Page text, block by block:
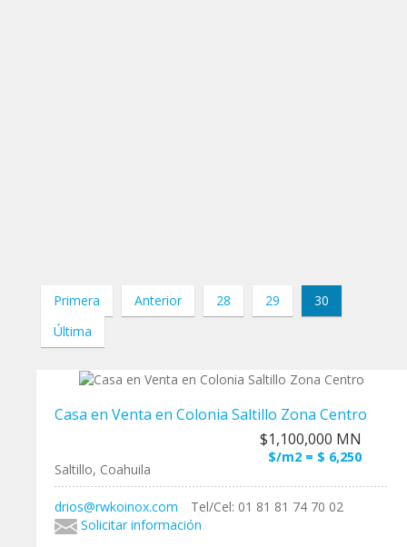
Primera Anterior 28 29
30
Última
Casa en Venta en Colonia Saltillo Zona Centro
$1,100,000 MN
$/m2 = $ 6,250
Saltillo, Coahuila
drios@rwkoinox.com
Tel/Cel: 01 81 81 74 70 02
Solicitar información